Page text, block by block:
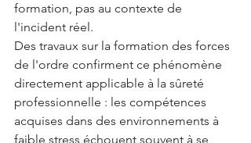
formation, pas au contexte de
l'incident réel.
Des travaux sur la formation des forces
de l'ordre confirment ce phénomène
directement applicable à la sûreté
professionnelle : les compétences
acquises dans des environnements à
faible stress échouent souvent à se